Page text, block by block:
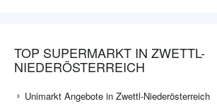
TOP SUPERMARKT IN ZWETTL-
NIEDERÖSTERREICH
Unimarkt Angebote in Zwettl-Niederösterreich